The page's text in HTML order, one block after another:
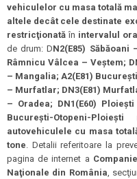
vehiculelor cu masa totală
altele decât cele destinate
restricţionată în intervalul
de drum: DN2(E85) Săbăoani
Râmnicu Vâlcea – Veştem;
– Mangalia; A2(E81)
– Murfatlar; DN3(E81)
– Oradea; DN1(E60)
Bucureşti-Otopeni-
autovehiculele cu masa
tone. Detalii referitoare la
pagina de internet a
Naţionale din România,